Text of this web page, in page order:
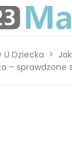
U Dziecka
– sprawdzone